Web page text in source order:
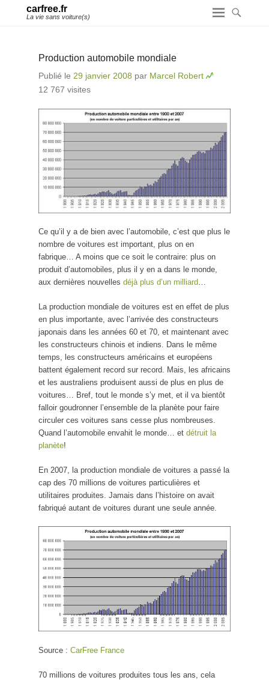
carfree.fr
La vie sans voiture(s)
Production automobile mondiale
Publié le 29 janvier 2008 par Marcel Robert
12 767 visites
Ce qu’il y a de bien avec l’automobile, c’est que plus le
nombre de voitures est important, plus on en
fabrique… A moins que ce soit le contraire: plus on
produit d’automobiles, plus il y en a dans le monde,
aux dernières nouvelles déjà plus d’un milliard…
La production mondiale de voitures est en effet de plus
en plus importante, avec l’arrivée des constructeurs
japonais dans les années 60 et 70, et maintenant avec
les constructeurs chinois et indiens. Dans le même
temps, les constructeurs américains et européens
battent également record sur record. Mais, les africains
et les australiens produisent aussi de plus en plus de
voitures… Bref, tout le monde s’y met, et il va bientôt
falloir goudronner l’ensemble de la planète pour faire
circuler ces voitures sans cesse plus nombreuses.
Quand l’automobile envahit le monde… et détruit la
planète!
En 2007, la production mondiale de voitures a passé la
cap des 70 millions de voitures particulières et
utilitaires produites. Jamais dans l’histoire on avait
fabriqué autant de voitures durant une seule année.
Source : CarFree France
70 millions de voitures produites tous les ans, cela